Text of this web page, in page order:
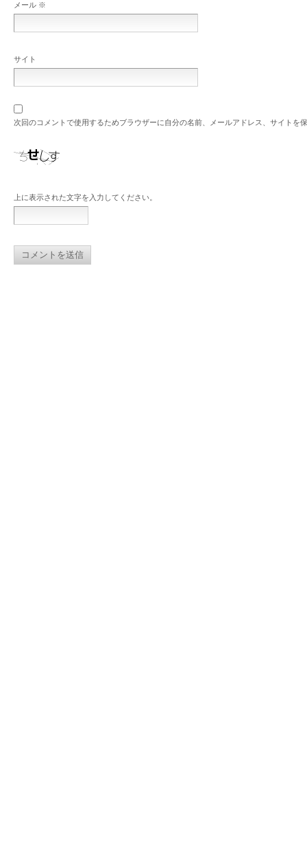
メール ※
サイト
次回のコメントで使用するためブラウザーに自分の名前、メールアドレス、サイトを
上に表示された文字を入力してください。